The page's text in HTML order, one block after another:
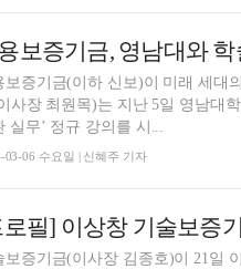
보증기금(이하 신보)이 미래 세대
사장 최원목)는 지난 5일 영남대
실무’ 정규 강의를 시...
03-06 수요일 | 신혜주 기자
보증기금(이사장 김종호)이 21일